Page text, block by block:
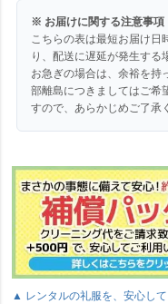
※ お届けに関する注意事項
こちらの表は最短お届け日
り、配送に遅延が発生する
お急ぎの場合は、余裕を持
部離島につきましてはご希
すので、あらかじめご了承
▲ レンタルの礼服を、安心し